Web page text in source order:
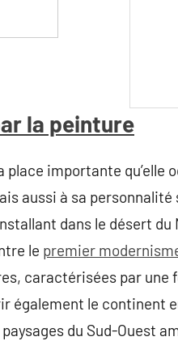
la peinture
importante qu’elle
aussi à sa personnalité
dans le désert
le premier
caractérisées par
également le continent
du Sud-Ouest